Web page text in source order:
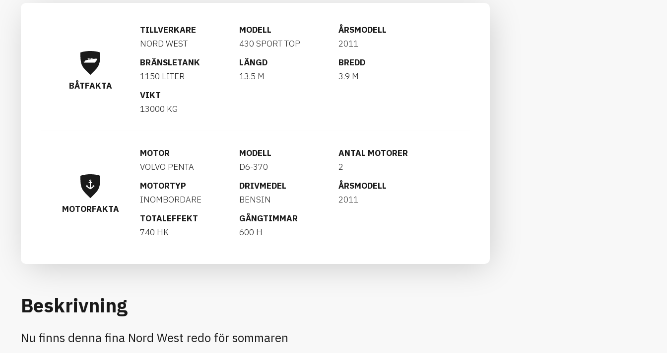
BÅTFAKTA
TILLVERKARE
NORD WEST
MODELL
430 SPORT TOP
ÅRSMODELL
2011
BRÄNSLETANK
1150 LITER
LÄNGD
13.5 M
BREDD
3.9 M
VIKT
13000 KG
MOTORFAKTA
MOTOR
VOLVO PENTA
MODELL
D6-370
ANTAL MOTORER
2
MOTORTYP
INOMBORDARE
DRIVMEDEL
BENSIN
ÅRSMODELL
2011
TOTALEFFEKT
740 HK
GÅNGTIMMAR
600 H
Beskrivning
Nu finns denna fina Nord West redo för sommaren